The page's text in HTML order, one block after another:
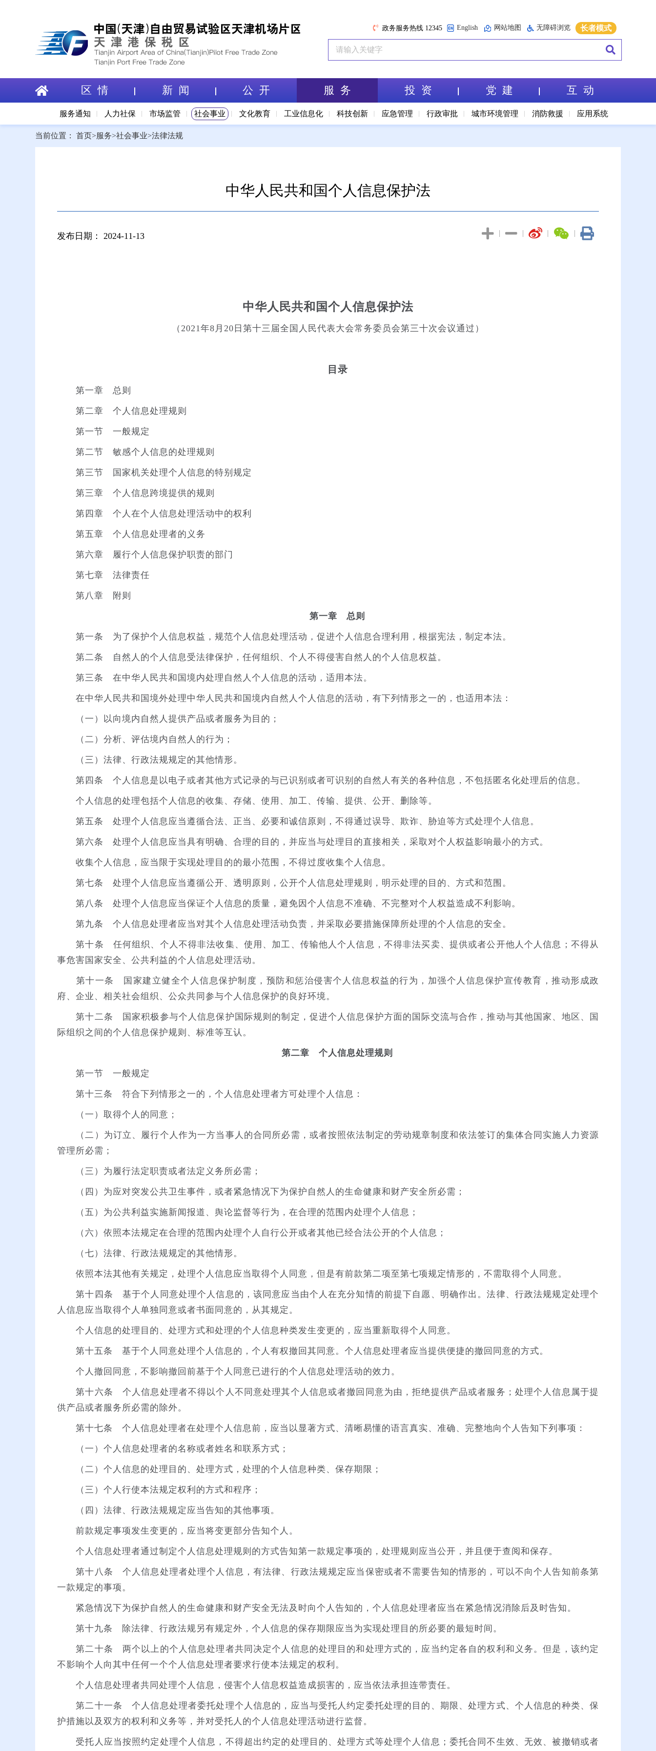
政务服务热线 12345 English 网站地图 无障碍浏览 长者模式
区 情 新 闻 公 开 服 务
服务通知 人力社保 市场监管 社会事业 文化教育 工业信息化 科技创新 应急管理 行政审批 城市环境管理 消防救援 应用系统
投 资 党 建 互 动
当前位置： 首页>服务>社会事业>法律法规
中华人民共和国个人信息保护法
发布日期： 2024-11-13 |
|
|
|
中华人民共和国个人信息保护法
（2021年8月20日第十三届全国人民代表大会常务委员会第三十次会议通过）
目录
第一章 总则
第二章 个人信息处理规则
第一节 一般规定
第二节 敏感个人信息的处理规则
第三节 国家机关处理个人信息的特别规定
第三章 个人信息跨境提供的规则
第四章 个人在个人信息处理活动中的权利
第五章 个人信息处理者的义务
第六章 履行个人信息保护职责的部门
第七章 法律责任
第八章 附则
第一章 总则
第一条 为了保护个人信息权益，规范个人信息处理活动，促进个人信息合理利用，根据宪法，制定本法。
第二条 自然人的个人信息受法律保护，任何组织、个人不得侵害自然人的个人信息权益。
第三条 在中华人民共和国境内处理自然人个人信息的活动，适用本法。
在中华人民共和国境外处理中华人民共和国境内自然人个人信息的活动，有下列情形之一的，也适用本法：
（一）以向境内自然人提供产品或者服务为目的；
（二）分析、评估境内自然人的行为；
（三）法律、行政法规规定的其他情形。
第四条 个人信息是以电子或者其他方式记录的与已识别或者可识别的自然人有关的各种信息，不包括匿名化处理后的信息。
个人信息的处理包括个人信息的收集、存储、使用、加工、传输、提供、公开、删除等。
第五条 处理个人信息应当遵循合法、正当、必要和诚信原则，不得通过误导、欺诈、胁迫等方式处理个人信息。
第六条 处理个人信息应当具有明确、合理的目的，并应当与处理目的直接相关，采取对个人权益影响最小的方式。
收集个人信息，应当限于实现处理目的的最小范围，不得过度收集个人信息。
第七条 处理个人信息应当遵循公开、透明原则，公开个人信息处理规则，明示处理的目的、方式和范围。
第八条 处理个人信息应当保证个人信息的质量，避免因个人信息不准确、不完整对个人权益造成不利影响。
第九条 个人信息处理者应当对其个人信息处理活动负责，并采取必要措施保障所处理的个人信息的安全。
第十条 任何组织、个人不得非法收集、使用、加工、传输他人个人信息，不得非法买卖、提供或者公开他人个人信息；不得从
事危害国家安全、公共利益的个人信息处理活动。
第十一条 国家建立健全个人信息保护制度，预防和惩治侵害个人信息权益的行为，加强个人信息保护宣传教育，推动形成政
府、企业、相关社会组织、公众共同参与个人信息保护的良好环境。
第十二条 国家积极参与个人信息保护国际规则的制定，促进个人信息保护方面的国际交流与合作，推动与其他国家、地区、国
际组织之间的个人信息保护规则、标准等互认。
第二章 个人信息处理规则
第一节 一般规定
第十三条 符合下列情形之一的，个人信息处理者方可处理个人信息：
（一）取得个人的同意；
（二）为订立、履行个人作为一方当事人的合同所必需，或者按照依法制定的劳动规章制度和依法签订的集体合同实施人力资源
管理所必需；
（三）为履行法定职责或者法定义务所必需；
（四）为应对突发公共卫生事件，或者紧急情况下为保护自然人的生命健康和财产安全所必需；
（五）为公共利益实施新闻报道、舆论监督等行为，在合理的范围内处理个人信息；
（六）依照本法规定在合理的范围内处理个人自行公开或者其他已经合法公开的个人信息；
（七）法律、行政法规规定的其他情形。
依照本法其他有关规定，处理个人信息应当取得个人同意，但是有前款第二项至第七项规定情形的，不需取得个人同意。
第十四条 基于个人同意处理个人信息的，该同意应当由个人在充分知情的前提下自愿、明确作出。法律、行政法规规定处理个
人信息应当取得个人单独同意或者书面同意的，从其规定。
个人信息的处理目的、处理方式和处理的个人信息种类发生变更的，应当重新取得个人同意。
第十五条 基于个人同意处理个人信息的，个人有权撤回其同意。个人信息处理者应当提供便捷的撤回同意的方式。
个人撤回同意，不影响撤回前基于个人同意已进行的个人信息处理活动的效力。
第十六条 个人信息处理者不得以个人不同意处理其个人信息或者撤回同意为由，拒绝提供产品或者服务；处理个人信息属于提
供产品或者服务所必需的除外。
第十七条 个人信息处理者在处理个人信息前，应当以显著方式、清晰易懂的语言真实、准确、完整地向个人告知下列事项：
（一）个人信息处理者的名称或者姓名和联系方式；
（二）个人信息的处理目的、处理方式，处理的个人信息种类、保存期限；
（三）个人行使本法规定权利的方式和程序；
（四）法律、行政法规规定应当告知的其他事项。
前款规定事项发生变更的，应当将变更部分告知个人。
个人信息处理者通过制定个人信息处理规则的方式告知第一款规定事项的，处理规则应当公开，并且便于查阅和保存。
第十八条 个人信息处理者处理个人信息，有法律、行政法规规定应当保密或者不需要告知的情形的，可以不向个人告知前条第
一款规定的事项。
紧急情况下为保护自然人的生命健康和财产安全无法及时向个人告知的，个人信息处理者应当在紧急情况消除后及时告知。
第十九条 除法律、行政法规另有规定外，个人信息的保存期限应当为实现处理目的所必要的最短时间。
第二十条 两个以上的个人信息处理者共同决定个人信息的处理目的和处理方式的，应当约定各自的权利和义务。但是，该约定
不影响个人向其中任何一个个人信息处理者要求行使本法规定的权利。
个人信息处理者共同处理个人信息，侵害个人信息权益造成损害的，应当依法承担连带责任。
第二十一条 个人信息处理者委托处理个人信息的，应当与受托人约定委托处理的目的、期限、处理方式、个人信息的种类、保
护措施以及双方的权利和义务等，并对受托人的个人信息处理活动进行监督。
受托人应当按照约定处理个人信息，不得超出约定的处理目的、处理方式等处理个人信息；委托合同不生效、无效、被撤销或者